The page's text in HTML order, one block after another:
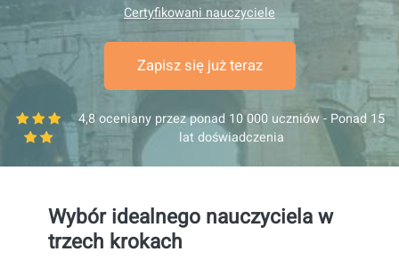
Książki i aplikacja
Ćwiczenie pisania i mówienia
Certyfikowani nauczyciele
Zapisz się już teraz
lat doświadczenia